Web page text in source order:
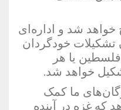
شد و اداره‌ای
تشکیلات خودگردان
یا هر
خواهد شد.
ما کمک
که غزه در آینده